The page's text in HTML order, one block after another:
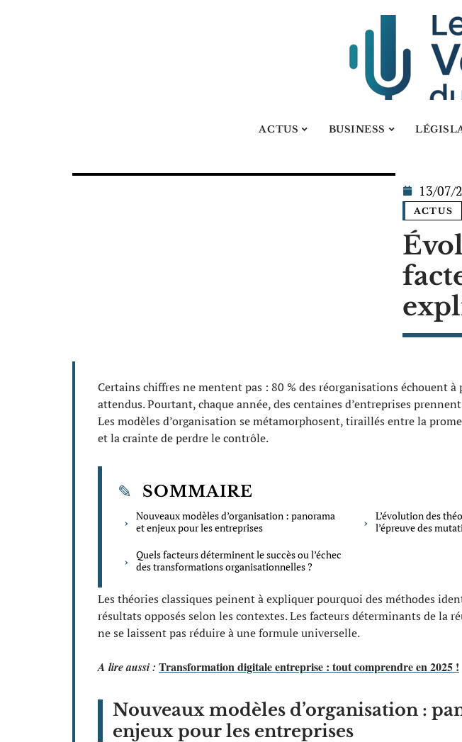
ACTUS BUSINESS
13/07/
ACTUS
Certains chiffres ne mentent pas : 80 % des réorganisations échouent à
attendus. Pourtant, chaque année, des centaines d’entreprises
Les modèles d’organisation se métamorphosent, tiraillés entre la
et la crainte de perdre le contrôle.
SOMMAIRE
Nouveaux modèles d’organisation : panorama
et enjeux pour les entreprises
Quels facteurs déterminent le succès ou l’échec
des transformations organisationnelles ?
L’évolution des
l’épreuve des
Les théories classiques peinent à expliquer pourquoi des méthodes
résultats opposés selon les contextes. Les facteurs déterminants de la
ne se laissent pas réduire à une formule universelle.
A lire aussi : Transformation digitale entreprise : tout comprendre en 2025 !
Nouveaux modèles d’organisation :
enjeux pour les entreprises